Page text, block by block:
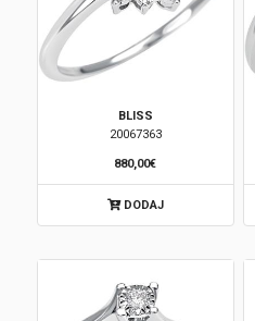
BLISS
20067363
880,00€
DODAJ